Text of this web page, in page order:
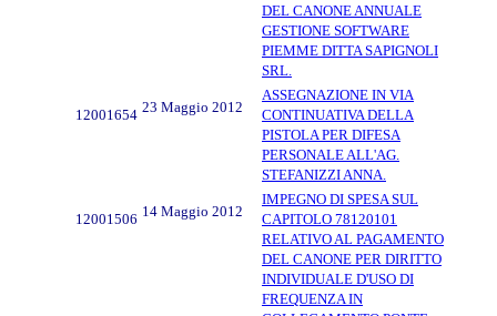
DEL CANONE ANNUALE
GESTIONE SOFTWARE
PIEMME DITTA SAPIGNOLI
SRL.
12001654 23 Maggio 2012
ASSEGNAZIONE IN VIA
CONTINUATIVA DELLA
PISTOLA PER DIFESA
PERSONALE ALL'AG.
STEFANIZZI ANNA.
12001506 14 Maggio 2012
IMPEGNO DI SPESA SUL
CAPITOLO 78120101
RELATIVO AL PAGAMENTO
DEL CANONE PER DIRITTO
INDIVIDUALE D'USO DI
FREQUENZA IN